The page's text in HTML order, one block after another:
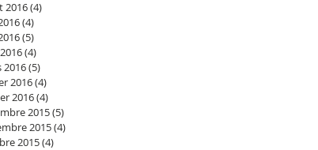
2016(4)
(4)
(5)
(4)
2016(5)
2016(4)
2016(4)
2015(5)
2015(4)
2015(4)